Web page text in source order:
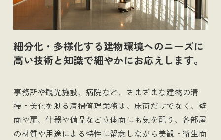
細分化・多様化する建物環境へのニーズに
高い技術と知識で細やかにお応えします。
事務所や観光施設、病院など、さまざまな建物の清
掃・美化を測る清掃管理業務は、床面だけでなく、壁
面や扉、什器や備品など立体面にも気を配り、各部屋
の材質や用途による特性に留意しながら美観・衛生面